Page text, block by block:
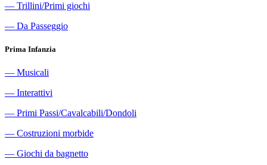
― Trillini/Primi giochi
― Da Passeggio
Prima Infanzia
― Musicali
― Interattivi
― Primi Passi/Cavalcabili/Dondoli
― Costruzioni morbide
― Giochi da bagnetto